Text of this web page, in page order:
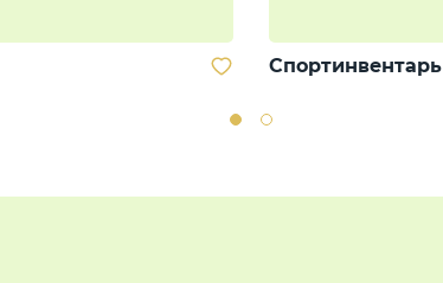
Спортинвентарь